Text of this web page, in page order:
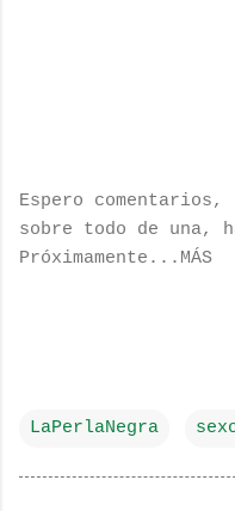
Espero comentarios,
sobre todo de una,
Próximamente...MÁS
LaPerlaNegra